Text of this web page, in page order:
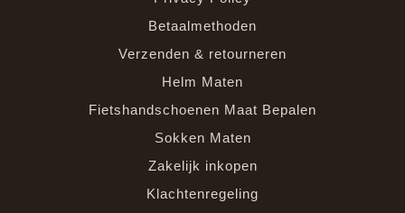
Betaalmethoden
Verzenden & retourneren
Helm Maten
Fietshandschoenen Maat Bepalen
Sokken Maten
Zakelijk inkopen
Klachtenregeling